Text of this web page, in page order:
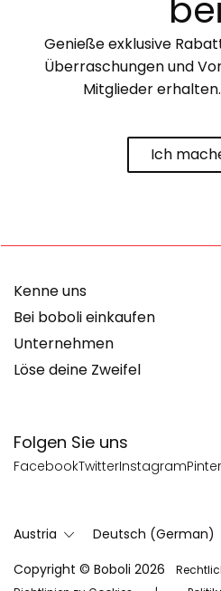
Genieße exklusive
Überraschungen und
Mitglieder
Ich
Folgen Sie uns
FacebookTwitterInstagram
Kenne uns
Bei boboli einkaufen
Unternehmen
Löse deine Zweifel
Austria
Deutsch (German)
Copyright © Boboli 2026